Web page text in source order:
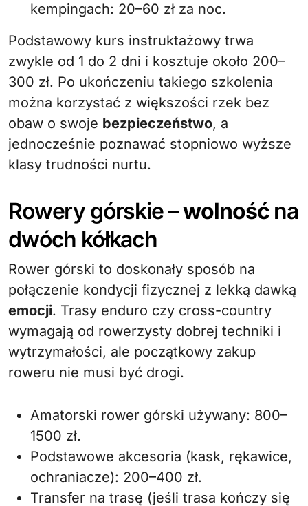
kempingach: 20–60 zł za noc.
Podstawowy kurs instruktażowy trwa
zwykle od 1 do 2 dni i kosztuje około 200–
300 zł. Po ukończeniu takiego szkolenia
można korzystać z większości rzek bez
obaw o swoje bezpieczeństwo, a
jednocześnie poznawać stopniowo wyższe
klasy trudności nurtu.
Rowery górskie –wolnośćna
dwóch kółkach
Rower górski to doskonały sposób na
połączenie kondycji fizycznej z lekką dawką
emocji. Trasy enduro czy cross-country
wymagają od rowerzysty dobrej techniki i
wytrzymałości, ale początkowy zakup
roweru nie musi być drogi.
Amatorski rower górski używany: 800–
1500 zł.
Podstawowe akcesoria (kask, rękawice,
ochraniacze): 200–400 zł.
Transfer na trasę (jeśli trasa kończy się